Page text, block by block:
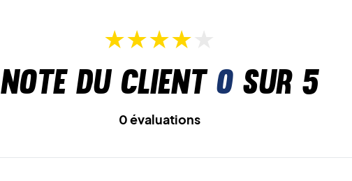
Note du client 0sur 5
0 évaluations